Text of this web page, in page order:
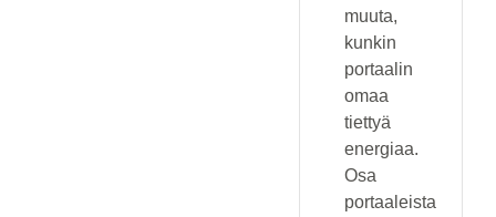
muuta,
kunkin
portaalin
omaa
tiettyä
energiaa.
Osa
portaaleista